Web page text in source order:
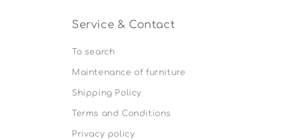
Service & Contact
To search
Maintenance of furniture
Shipping Policy
Terms and Conditions
Privacy policy